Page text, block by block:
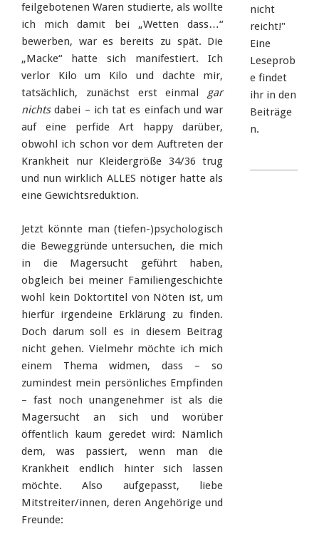
feilgebotenen Waren studierte, als wollte
ich mich damit bei „Wetten dass…“
bewerben, war es bereits zu spät. Die
„Macke“ hatte sich manifestiert. Ich
verlor Kilo um Kilo und dachte mir,
tatsächlich, zunächst erst einmal gar
nichtsdabei – ich tat es einfach und war
auf eine perfide Art happy darüber,
obwohl ich schon vor dem Auftreten der
Krankheit nur Kleidergröße 34/36 trug
und nun wirklich ALLES nötiger hatte als
eine Gewichtsreduktion.
Jetzt könnte man (tiefen-)psychologisch
die Beweggründe untersuchen, die mich
in die Magersucht geführt haben,
obgleich bei meiner Familiengeschichte
wohl kein Doktortitel von Nöten ist, um
hierfür irgendeine Erklärung zu finden.
Doch darum soll es in diesem Beitrag
nicht gehen. Vielmehr möchte ich mich
einem Thema widmen, dass – so
zumindest mein persönliches Empfinden
– fast noch unangenehmer ist als die
Magersucht an sich und worüber
öffentlich kaum geredet wird: Nämlich
dem, was passiert, wenn man die
Krankheit endlich hinter sich lassen
möchte. Also aufgepasst, liebe
Mitstreiter/innen, deren Angehörige und
Freunde:
nicht
reicht!"
Eine
Leseprob
e findet
ihr in den
Beiträge
n.